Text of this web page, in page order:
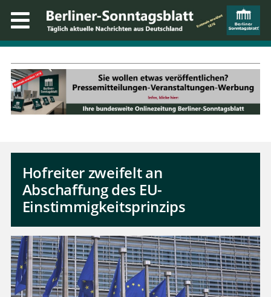
Hofreiter zweifelt an
Abschaffung des EU-
Einstimmigkeitsprinzips